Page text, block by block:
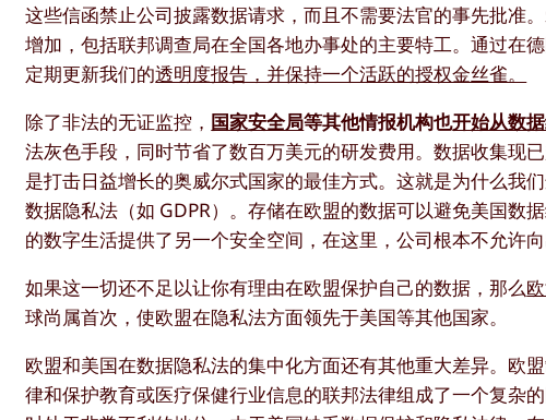
这些信函禁止公司披露数据请求，而且不需要法官的事先批准
增加，包括联邦调查局在全国各地办事处的主要特工。通过在
定期更新我们的透明度报告，并保持一个活跃的授权金丝雀。
除了非法的无证监控， 国家安全局等其他情报机构也开始从数
法灰色手段，同时节省了数百万美元的研发费用。数据收集现
是打击日益增长的奥威尔式国家的最佳方式。这就是为什么我
数据隐私法（如 GDPR）。存储在欧盟的数据可以避免美国数
的数字生活提供了另一个安全空间，在这里，公司根本不允许
如果这一切还不足以让你有理由在欧盟保护自己的数据，那么
球尚属首次，使欧盟在隐私法方面领先于美国等其他国家。
欧盟和美国在数据隐私法的集中化方面还有其他重大差异。欧
律和保护教育或医疗保健行业信息的联邦法律组成了一个复杂